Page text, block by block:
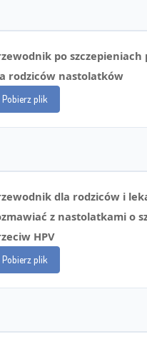
po szczepieniach
rodziców nastolatków
Pobierz plik
dla rodziców i
z nastolatkami o
HPV
Pobierz plik